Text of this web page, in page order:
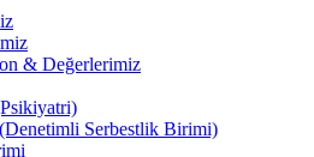
& Değerlerimiz
Serbestlik Birimi)